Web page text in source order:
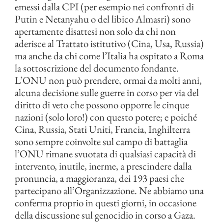
emessi dalla CPI (per esempio nei confronti di
Putin e Netanyahu o del libico Almasri) sono
apertamente disattesi non solo da chi non
aderisce al Trattato istitutivo (Cina, Usa, Russia)
ma anche da chi come l’Italia ha ospitato a Roma
la sottoscrizione del documento fondante.
L’ONU non può prendere, ormai da molti anni,
alcuna decisione sulle guerre in corso per via del
diritto di veto che possono opporre le cinque
nazioni (solo loro!) con questo potere; e poiché
Cina, Russia, Stati Uniti, Francia, Inghilterra
sono sempre coinvolte sul campo di battaglia
l’ONU rimane svuotata di qualsiasi capacità di
intervento, inutile, inerme, a prescindere dalla
pronuncia, a maggioranza, dei 193 paesi che
partecipano all’Organizzazione. Ne abbiamo una
conferma proprio in questi giorni, in occasione
della discussione sul genocidio in corso a Gaza.